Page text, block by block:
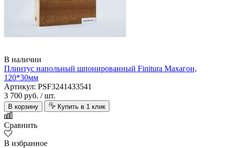
В наличии
Плинтус напольный шпонированный Finitura Махагон,
120*30мм
Артикул: PSF3241433541
3 700 руб. / шт.
В корзину Купить в 1 клик
Сравнить
В избранное